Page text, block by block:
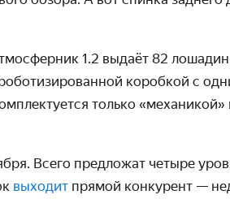
1.2 выдаёт 82
коробкой с
только
Всего предложат четыре
выходит прямой конкурент —